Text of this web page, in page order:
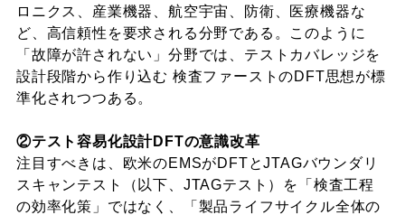
ロニクス、産業機器、航空宇宙、防衛、医療機器な
ど、高信頼性を要求される分野である。このように
「故障が許されない」分野では、テストカバレッジを
設計段階から作り込む 検査ファーストのDFT思想が標
準化されつつある。
②テスト容易化設計DFTの意識改革
注目すべきは、欧米のEMSがDFTとJTAGバウンダリ
スキャンテスト（以下、JTAGテスト）を「検査工程
の効率化策」ではなく、「製品ライフサイクル全体の